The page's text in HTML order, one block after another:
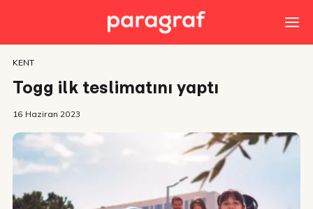
KENT
Togg ilk teslimatını yaptı
16 Haziran 2023